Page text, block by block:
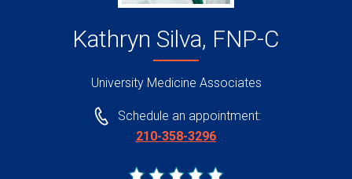
Kathryn Silva, FNP-C
University Medicine Associates
Schedule an appointment:
210-358-3296